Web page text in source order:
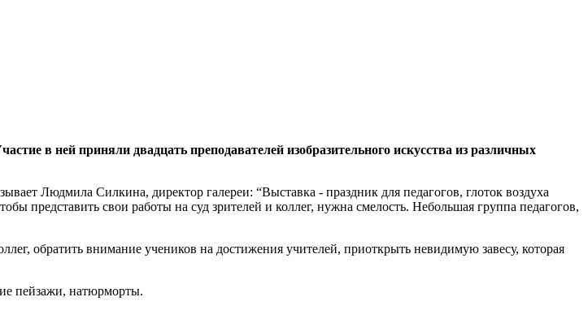
в ней приняли двадцать преподавателей изобразительного искусства из различных
Людмила Силкина, директор галереи: “Выставка - праздник для педагогов, глоток воздуха
представить свои работы на суд зрителей и коллег, нужна смелость. Небольшая группа педагогов,
обратить внимание учеников на достижения учителей, приоткрыть невидимую завесу, которая
пейзажи, натюрморты.